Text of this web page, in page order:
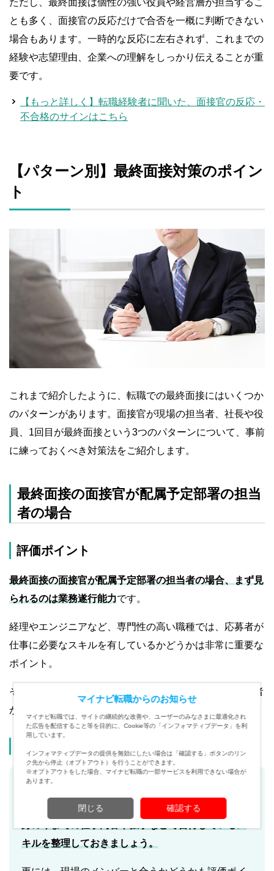
とも多く、面接官の反応だけで合否を一概に判断できない
場合もあります。一時的な反応に左右されず、これまでの
経験や志望理由、企業への理解をしっかり伝えることが重
要です。
【もっと詳しく】転職経験者に聞いた、面接官の反応・
不合格のサインはこちら
【パターン別】最終面接対策のポイン
ト
これまで紹介したように、転職での最終面接にはいくつか
のパターンがあります。面接官が現場の担当者、社長や役
員、1回目が最終面接という3つのパターンについて、事前
に練っておくべき対策法をご紹介します。
最終面接の面接官が配属予定部署の担当
者の場合
評価ポイント
最終面接の面接官が配属予定部署の担当者の場合、まず見
られるのは業務遂行能力です。
経理やエンジニアなど、専門性の高い職種では、応募者が
仕事に必要なスキルを有しているかどうかは非常に重要な
ポイント。
そのため、業務の流れと内容を把握している部署の担当者
が面接を行い、応募者の能力を評価します。
事内容や必須条件を面接前に読み返し、関連する
キルを整理しておきましょう。
マイナビ転職からのお知らせ
マイナビ転職では、サイトの継続的な改善や、ユーザーのみなさまに最適化され
た広告を配信すること等を目的に、Cookie等の「インフォマティブデータ」を利
用しています。
インフォマティブデータの提供を無効にしたい場合は「確認する」ボタンのリン
ク先から停止（オプトアウト）を行うことができます。
※オプトアウトをした場合、マイナビ転職の一部サービスを利用できない場合が
あります。
閉じる 確認する